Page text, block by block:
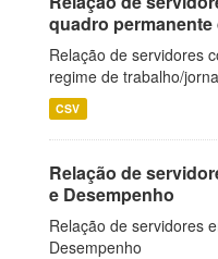
quadro permanente
Relação de servidores
regime de trabalho/
CSV
Relação de
e Desempenho
Relação de servidores
Desempenho